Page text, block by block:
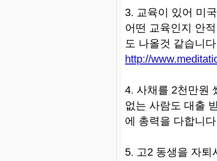
3. 교육이 있어 미
어떤 교육인지 안
도 나올것 같습니
http://
4. 사채를 2천만원
없는 사람도 대출
에 총력을 다합니
5. 고2 동생을 자퇴